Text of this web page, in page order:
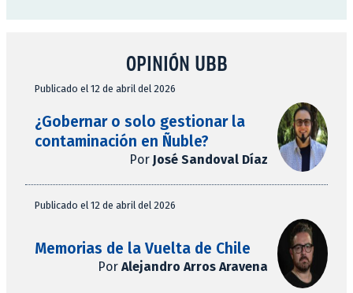
OPINIÓN UBB
Publicado el 12 de abril del 2026
¿Gobernar o solo gestionar la
contaminación en Ñuble?
Por José Sandoval Díaz
Publicado el 12 de abril del 2026
Memorias de la Vuelta de Chile
Por Alejandro Arros Aravena